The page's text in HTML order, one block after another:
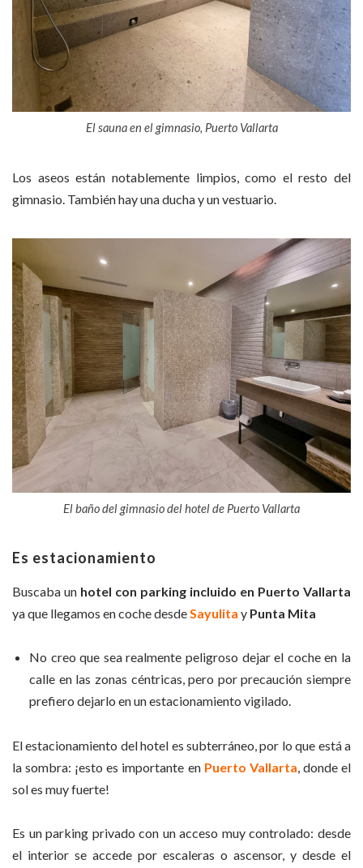
El sauna en el gimnasio, Puerto Vallarta
Los aseos están notablemente limpios, como el resto del
gimnasio. También hay una ducha y un vestuario.
El baño del gimnasio del hotel de Puerto Vallarta
Es estacionamiento
Buscaba un hotel con parking incluido en Puerto Vallarta
ya que llegamos en coche desde Sayulita y Punta Mita
No creo que sea realmente peligroso dejar el coche en la
calle en las zonas céntricas, pero por precaución siempre
prefiero dejarlo en un estacionamiento vigilado.
El estacionamiento del hotel es subterráneo, por lo que está a
la sombra: ¡esto es importante en Puerto Vallarta , donde el
sol es muy fuerte!
Es un parking privado con un acceso muy controlado: desde
el interior se accede por escaleras o ascensor, y desde el